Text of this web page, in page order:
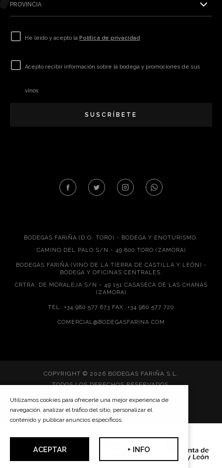
Utilizamos cookies para ofrecerle una mejor experiencia de
navegación, analizar el tráfico del sitio, personalizar el
contenido y publicar anuncios específicos.
ACEPTAR + INFO
PROVINCIA
He leído y acepto la Política de privacidad
Acepto recibir información sobre la bodega y promociones de sus
vinos
SUSCRÍBETE
BODEGAS FARIÑA (D.O. TORO) - BODEGA Y ENOTURISMO.
CAMINO DEL PALO S/N - 49.800 TORO (ZAMORA)
BODEGAS FARIÑA (VINO DE LA TIERRA DE CASTILLA Y LEÓN) -
BODEGA Y OFICINAS CENTRALES.
CRTRA. DE MORALEJA S/N - 49.151 CASASECA DE LAS CHANAS
(ZAMORA)
TEL: +34 980 577 673 FAX: +34 980 577 720
COMERCIAL@BODEGASFARINA.COM
COPYRIGHT © 2026 BODEGAS FARIÑA S.L.
TODOS LOS DERECHOS RESERVADOS.
DISEÑO WEB SGM